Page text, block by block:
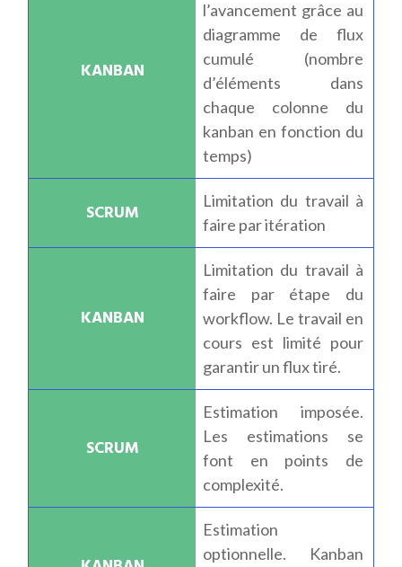
l’avancement grâce au
diagramme de flux
cumulé (nombre
d’éléments dans
chaque colonne du
kanban en fonction du
temps)
Limitation du travail à
faire par itération
Limitation du travail à
faire par étape du
workflow. Le travail en
cours est limité pour
garantir un flux tiré.
Estimation imposée.
Les estimations se
font en points de
complexité.
Estimation
optionnelle. Kanban